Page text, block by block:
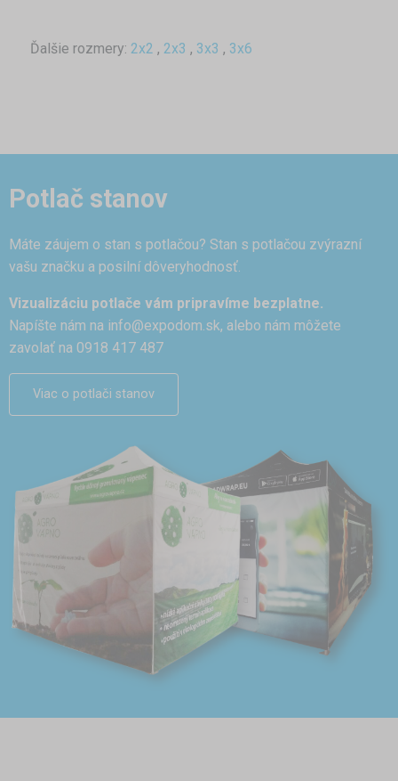
Ďalšie rozmery: 2x2 , 2x3 , 3x3 , 3x6
Potlač stanov
Máte záujem o stan s potlačou? Stan s potlačou zvýrazní
vašu značku a posilní dôveryhodnosť.
Vizualizáciu potlače vám pripravíme bezplatne.
Napíšte nám na info@expodom.sk, alebo nám môžete
zavolať na 0918 417 487
Viac o potlači stanov